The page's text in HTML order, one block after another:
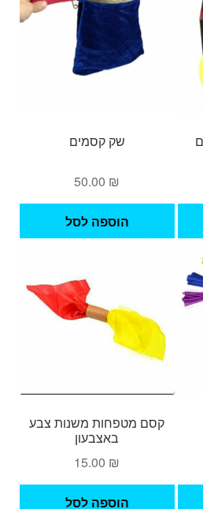
שק קסמים
50.00 ₪
הוספה לסל
קסם מטפחות משנות צבע
באצבעון
15.00 ₪
הוספה לסל